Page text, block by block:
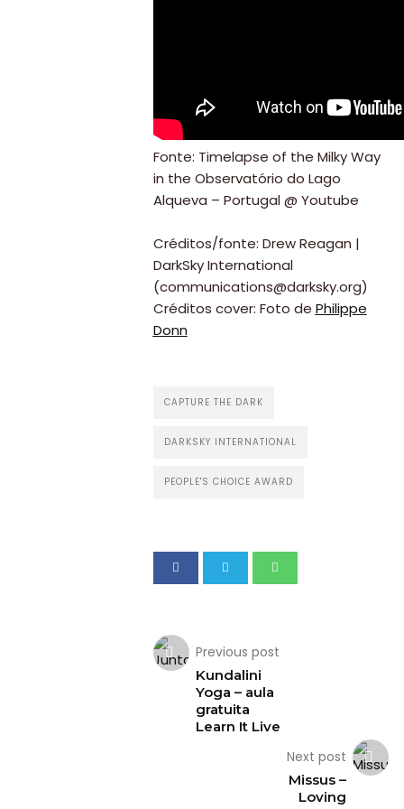
Fonte: Timelapse of the Milky Way
in the Observatório do Lago
Alqueva – Portugal @ Youtube
Créditos/fonte: Drew Reagan |
DarkSky International
(communications@darksky.org)
Créditos cover: Foto de Philippe
Donn
CAPTURE THE DARK
DARKSKY INTERNATIONAL
PEOPLE'S CHOICE AWARD
Previous post
Kundalini
Yoga – aula
gratuita
Learn It Live
Next post
Missus –
Loving